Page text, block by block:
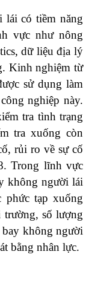
lái có tiềm năng
vực như nông
dữ liệu địa lý
Kinh nghiệm từ
sử dụng làm
nghiệp này.
tra tình trạng
tra xuống còn
rủi ro về sự cố
Trong lĩnh vực
không người lái
phức tạp xuống
số lượng
bay không người
bằng nhân lực.